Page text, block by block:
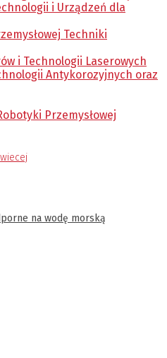
wiecej
na wodę morską